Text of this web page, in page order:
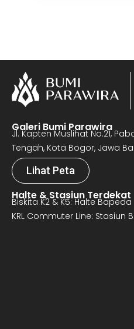
Galeri Bumi Parawira
Jl. Kapten Muslihat No.21,
Tengah, Kota Bogor, Jawa
Lihat Peta
Halte & Stasiun Terdekat
Biskita K2 & K5: Halte Bapeda
KRL Commuter Line: Stasiun